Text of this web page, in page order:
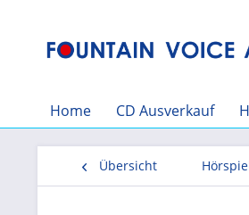
Home CD Ausverkauf
Übersicht